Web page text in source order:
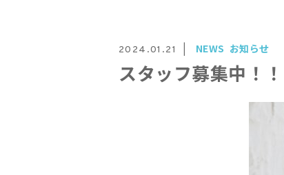
2024.01.21 NEWS お知らせ
スタッフ募集中！！